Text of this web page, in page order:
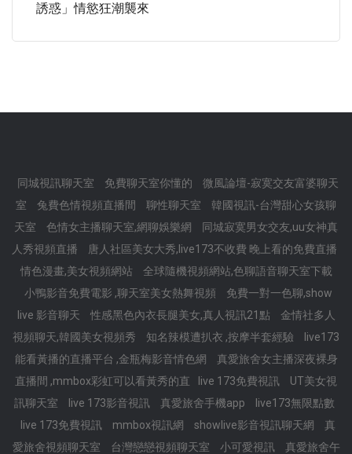
誘惑」情慾狂潮襲來
同城視訊聊天室 免費聊天室你懂的
微風論壇-寂寞交友富婆聊天
室
兔費色情視頻直播間 聊性聊天室
韓國視訊-台灣甜心女孩聊
天室
色情女主播聊天室,網聊娛樂網
同城寂寞男女交友,uu女神真
人秀視頻直播
唐人社區美女大秀,live173不收費 晚上看的免費直播
情色漫畫,美女視頻網站
全球隨機視頻網站,色聊語音聊天室下載
小鴨影音免費電影 ,聊天室美女熱舞視頻
免費一對一色聊,show
live 影音聊天
性感黑色內衣長腿美女,真人視訊21點
金情社多人
視頻聊天,韓國美女視頻秀
知名辣模遭扒衣 ,按摩半套經驗
live173
能看黃播的直播平台 ,金瓶梅影音情色網
真愛旅舍女主播深夜裸身
直播間 ,mmbox彩虹可以看黃秀的直
live 173免費視訊
UT美女視
訊聊天室
live 173影音視訊 真愛旅舍手機app
live173無限點數
live 173免費視訊
mmbox視訊網 showlive影音視訊聊天網
真
愛旅舍視頻聊天室
台灣戀戀視頻聊天室 小可愛視訊
真愛旅舍午